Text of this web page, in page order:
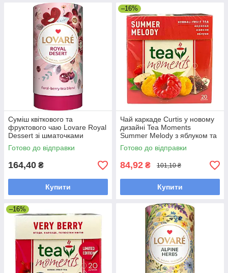
Суміш квіткового та
фруктового чаю Lovare Royal
Dessert зі шматочками
фруктів 80 грамів у
подарунковому пакованні
Готово до відправки
164,40 ₴
Купити
–16%
Чай каркаде Curtis у новому
дизайні Tea Moments
Summer Melody з яблуком та
малиною 20 пірамідок
Готово до відправки
84,92 ₴ 101,10 ₴
Купити
–16%